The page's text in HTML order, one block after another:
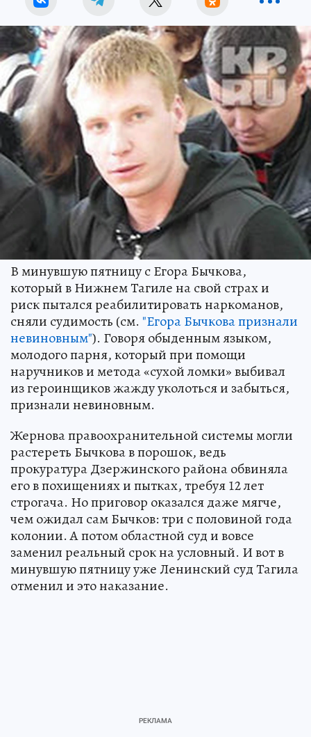
В минувшую пятницу с Егора Бычкова,
который в Нижнем Тагиле на свой страх и
риск пытался реабилитировать наркоманов,
сняли судимость (см. "Егора Бычкова признали
невиновным"). Говоря обыденным языком,
молодого парня, который при помощи
наручников и метода «сухой ломки» выбивал
из героинщиков жажду уколоться и забыться,
признали невиновным.
Жернова правоохранительной системы могли
растереть Бычкова в порошок, ведь
прокуратура Дзержинского района обвиняла
его в похищениях и пытках, требуя 12 лет
строгача. Но приговор оказался даже мягче,
чем ожидал сам Бычков: три с половиной года
колонии. А потом областной суд и вовсе
заменил реальный срок на условный. И вот в
минувшую пятницу уже Ленинский суд Тагила
отменил и это наказание.